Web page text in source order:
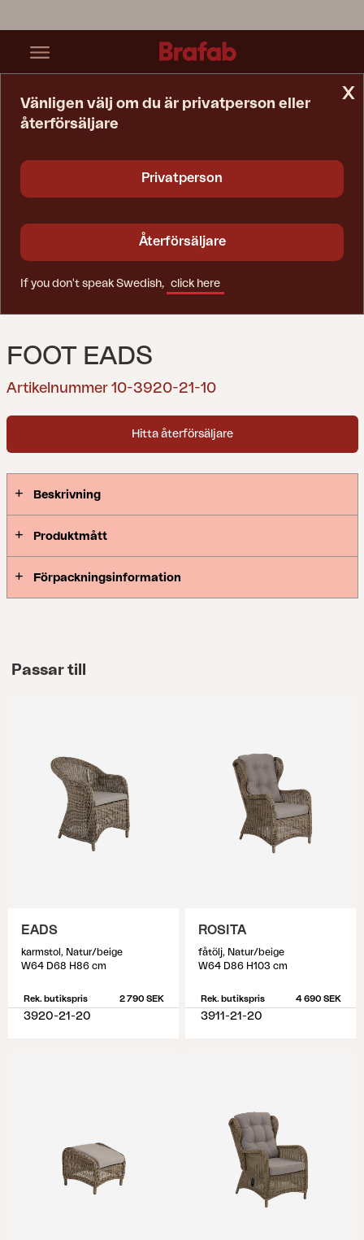
FOOT EADS
Artikelnummer 10-3920-21-10
Hitta återförsäljare
Beskrivning
Produktmått
Förpackningsinformation
Passar till
EADS
karmstol, Natur/beige
W64 D68 H86 cm
Rek. butikspris 2 790 SEK
3920-21-20
ROSITA
fåtölj, Natur/beige
W64 D86 H103 cm
Rek. butikspris 4 690 SEK
3911-21-20
x
Vänligen välj om du är privatperson eller
återförsäljare
Privatperson
Återförsäljare
If you don't speak Swedish, click here